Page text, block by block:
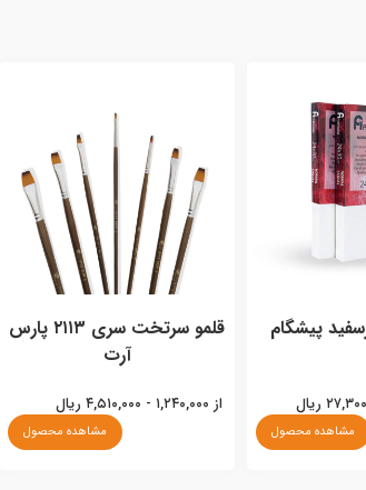
پیشگام
مشاهده محصول
قلمو سرتخت سری ۲۱۱۳ پارس
آرت
از ۱,۲۴۰,۰۰۰ - ۴,۵۱۰,۰۰۰ ریال
مشاهده محصول